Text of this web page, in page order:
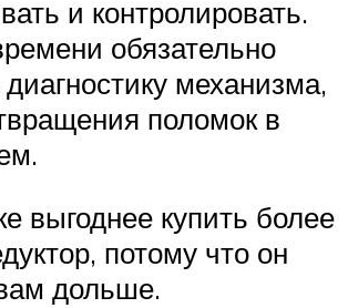
и контролировать.
обязательно
механизма,
поломок в
выгоднее купить более
потому что он
дольше.